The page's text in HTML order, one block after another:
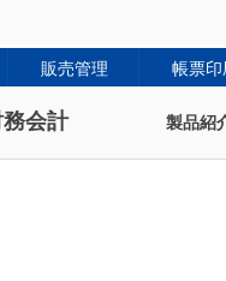
販売管理 帳票印
会計 製品紹